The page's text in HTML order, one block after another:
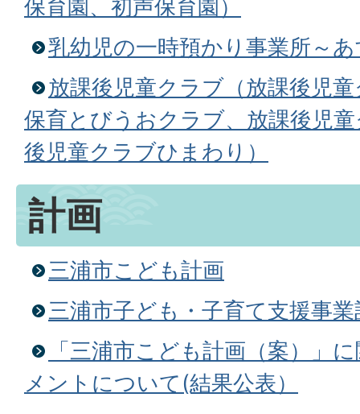
保育園、初声保育園）
乳幼児の一時預かり事業所～
放課後児童クラブ（放課後児
保育とびうおクラブ、放課後児
後児童クラブひまわり）
計画
三浦市こども計画
三浦市子ども・子育て支援事業
「三浦市こども計画（案）」
メントについて(結果公表）